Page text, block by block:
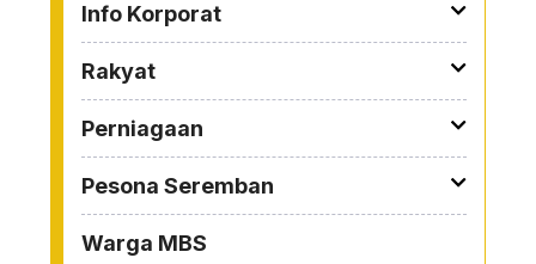
Info Korporat
Rakyat
Perniagaan
Pesona Seremban
Warga MBS